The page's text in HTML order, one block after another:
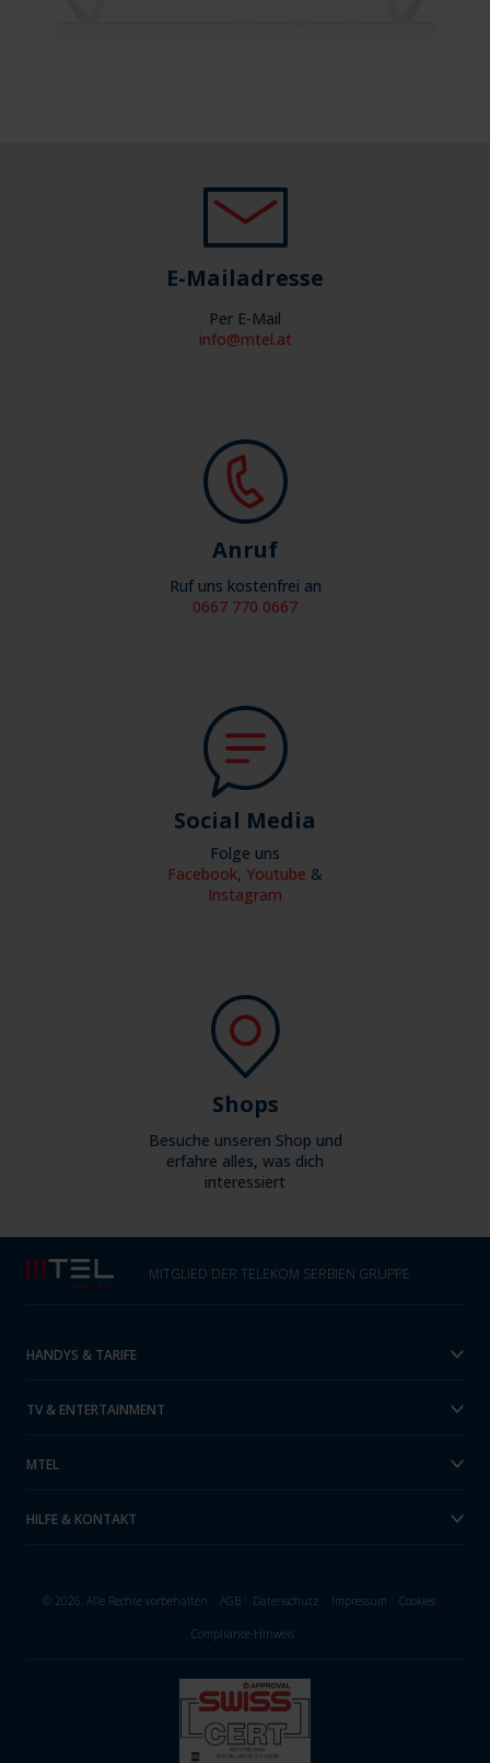
E-Mailadresse
Per E-Mail
info@mtel.at
Anruf
Ruf uns kostenfrei an
0667 770 0667
Social Media
Folge uns
Facebook, Youtube &
Instagram
Shops
Besuche unseren Shop und
erfahre alles, was dich
interessiert
MITGLIED DER TELEKOM SERBIEN GRUPPE
HANDYS & TARIFE
TV & ENTERTAINMENT
MTEL
HILFE & KONTAKT
© 2026. Alle Rechte vorbehalten I AGB I Datenschutz I Impressum I Cookies I
Compliance-Hinweis